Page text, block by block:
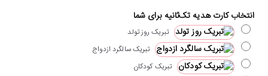
انتخاب کارت هدیه تک‌ثانیه برای شما
تبریک روز تولد
تبریک سالگرد ازدواج
تبریک کودکان